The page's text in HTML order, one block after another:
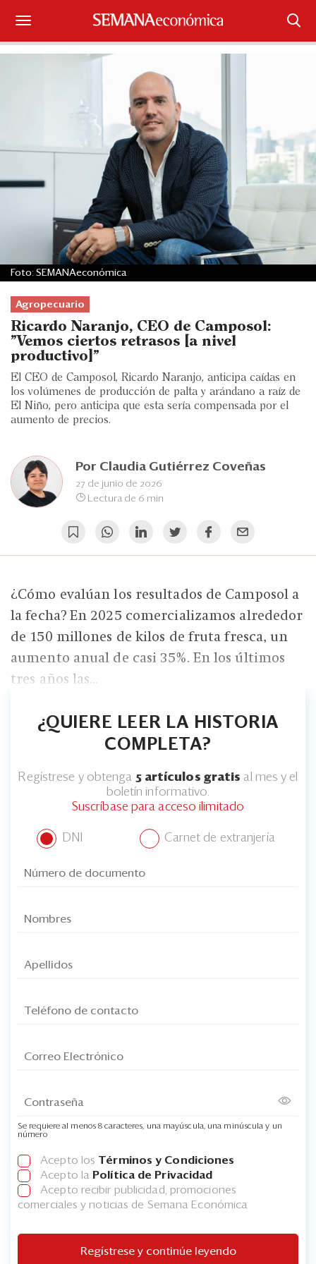
Suscríbase
¿Qué está pasando?
Sectores y Empresas
Management
Economía y Finanzas
Legal y Política
Eventos
Blogs
Ranking CEO
Edición Impresa
Agropecuario
Ricardo Naranjo, CEO de Camposol:
"Vemos ciertos retrasos [a nivel
productivo]"
El CEO de Camposol, Ricardo Naranjo, anticipa caídas en
los volúmenes de producción de palta y arándano a raíz de
El Niño, pero anticipa que esta sería compensada por el
aumento de precios.
Por Claudia Gutiérrez Coveñas
27 de junio de 2026
Lectura de 6 min
Foto: SEMANAeconómica
¿Cómo evalúan los resultados de Camposol a
la fecha? En 2025 comercializamos alrededor
de 150 millones de kilos de fruta fresca, un
aumento anual de casi 35%. En los últimos
tres años las...
¿QUIERE LEER LA HISTORIA
COMPLETA?
Regístrese y obtenga 5 artículos gratis al mes y el
boletín informativo.
Suscríbase para acceso ilimitado
DNI Carnet de extranjería
Se requiere al menos 8 caracteres, una mayúscula, una minúscula y un
número
Acepto los Términos y Condiciones
Acepto la Política de Privacidad
Acepto recibir publicidad, promociones
comerciales y noticias de Semana Económica
Regístrese y continúe leyendo